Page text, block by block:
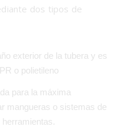
dos tipos de
exterior de la tubera y es
o polietileno
para la máxima
mangueras o sistemas de